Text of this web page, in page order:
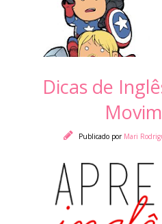
Dicas de
Publicado por Mari